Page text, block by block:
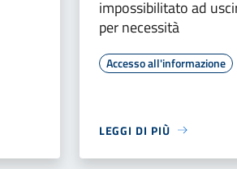
impossibilitato ad
per necessità
Accesso all'informazione
LEGGI DI PIÙ